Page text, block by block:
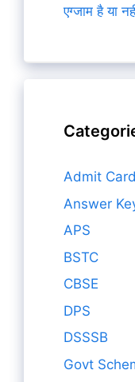
एग्जाम है या
Admit Card
Answer
APS
BSTC
CBSE
DPS
DSSSB
Govt